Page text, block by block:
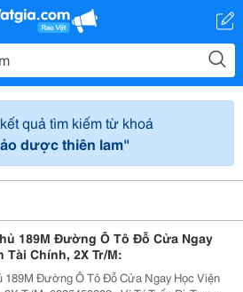
quả tìm kiếm từ khoá
dược thiên lam"
189M Đường Ô Tô Đỗ Cửa Ngay
Tài Chính, 2X Tr/M:
189M Đường Ô Tô Đỗ Cửa Ngay Học Viện